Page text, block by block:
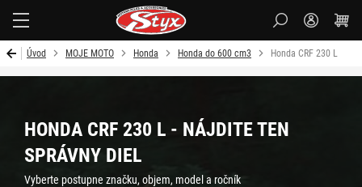
Úvod MOJE MOTO Honda Honda do 600 cm3 Honda CRF 230 L
HONDA CRF 230 L - NÁJDITE TEN
SPRÁVNY DIEL
Vyberte postupne značku, objem, model a ročník